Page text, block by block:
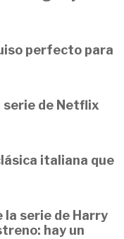
perfecto para
serie de Netflix
italiana que
la serie de Harry
hay un